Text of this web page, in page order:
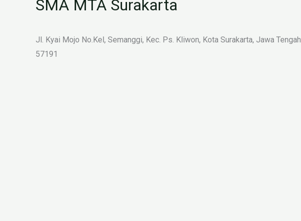
SMA MTA Surakarta
Jl. Kyai Mojo No.Kel, Semanggi, Kec. Ps. Kliwon, Kota Surakarta, Jawa Tengah
57191